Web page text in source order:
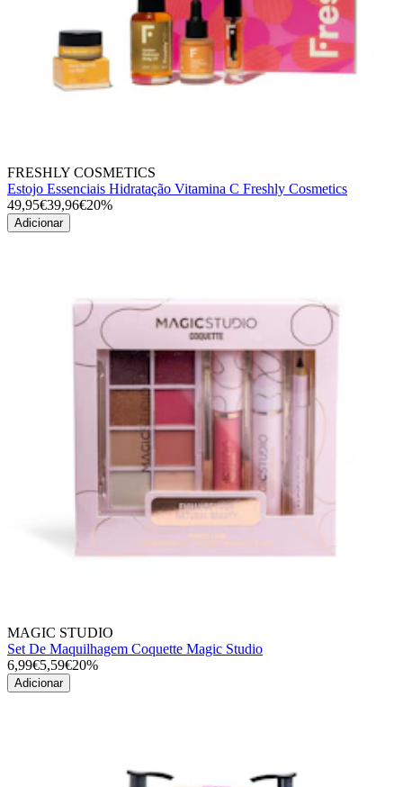
FRESHLY COSMETICS
Estojo Essenciais Hidratação Vitamina C Freshly Cosmetics
49,95€39,96€20%
Adicionar
MAGIC STUDIO
Set De Maquilhagem Coquette Magic Studio
6,99€5,59€20%
Adicionar